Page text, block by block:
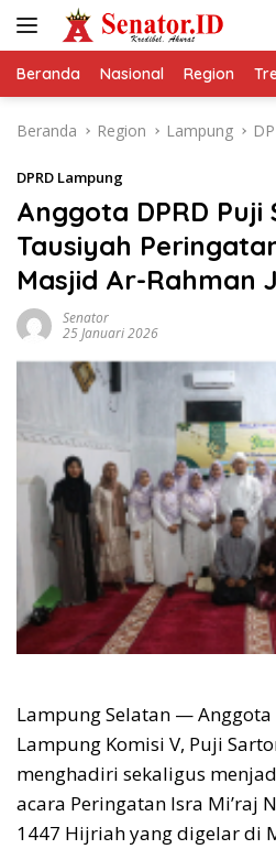
Beranda Nasional Region
Beranda Region Lampung
DPRD Lampung
Anggota DPRD Puji
Tausiyah
Masjid Ar-Rahman
Senator
25 Januari 2026
Lampung Selatan — Anggota
Lampung Komisi V, Puji
menghadiri sekaligus
acara Peringatan Isra Mi’raj
1447 Hijriah yang digelar di